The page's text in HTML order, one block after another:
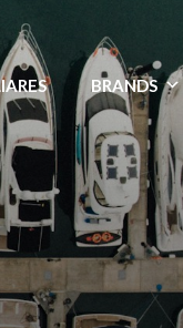
BRANDS